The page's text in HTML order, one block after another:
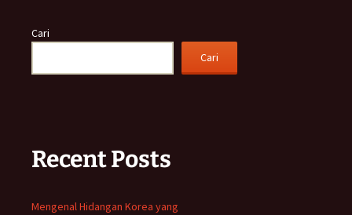
Cari
Cari
Recent Posts
Mengenal Hidangan Korea yang